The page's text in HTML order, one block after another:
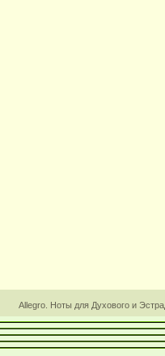
Allegro. Ноты для Духового и